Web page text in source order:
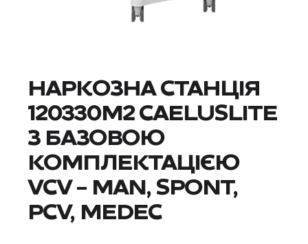
НАРКОЗНА СТАНЦІЯ
120330M2 CAELUSLITE
З БАЗОВОЮ
КОМПЛЕКТАЦІЄЮ
VCV – MAN, SPONT,
PCV, MEDEС